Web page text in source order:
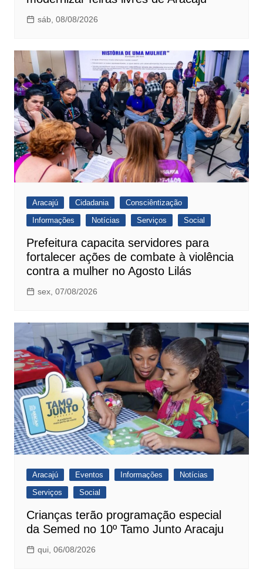
sáb, 08/08/2026
Aracajú Cidadania
Consciêntização
Informações
Notícias Serviços Social
Prefeitura capacita servidores para
fortalecer ações de combate à violência
contra a mulher no Agosto Lilás
sex, 07/08/2026
Aracajú Eventos Informações
Notícias
Serviços
Social
Crianças terão programação especial
da Semed no 10º Tamo Junto Aracaju
qui, 06/08/2026